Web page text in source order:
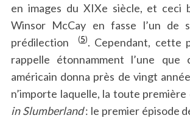
en images du XIXe siècle, et ceci
Winsor McCay en fasse l’un de
prédilection
(5). Cependant, cette
rappelle étonnamment l’une que
américain donna près de vingt
n’importe laquelle, la toute première
in Slumberland: le premier épisode